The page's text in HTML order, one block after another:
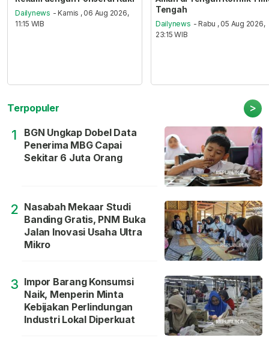
Dailynews - Kamis , 06 Aug 2026,
11:15 WIB
Tengah
Dailynews - Rabu , 05 Aug 2026,
23:15 WIB
Terpopuler >
1
BGN Ungkap Dobel Data
Penerima MBG Capai
Sekitar 6 Juta Orang
2 Nasabah Mekaar Studi
Banding Gratis, PNM Buka
Jalan Inovasi Usaha Ultra
Mikro
3 Impor Barang Konsumsi
Naik, Menperin Minta
Kebijakan Perlindungan
Industri Lokal Diperkuat